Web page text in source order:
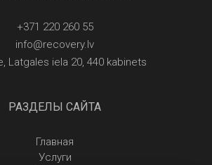
+371 220 260 55
info@recovery.lv
Latgales iela 20, 440 kabinets
РАЗДЕЛЫ САЙТА
Главная
Услуги